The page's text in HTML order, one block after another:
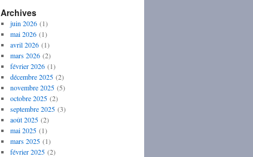
Archives
juin 2026(1)
mai 2026(1)
avril 2026(1)
mars 2026(2)
février 2026(1)
décembre 2025(2)
novembre 2025(5)
octobre 2025(2)
septembre 2025(3)
août 2025(2)
mai 2025(1)
mars 2025(1)
février 2025(2)